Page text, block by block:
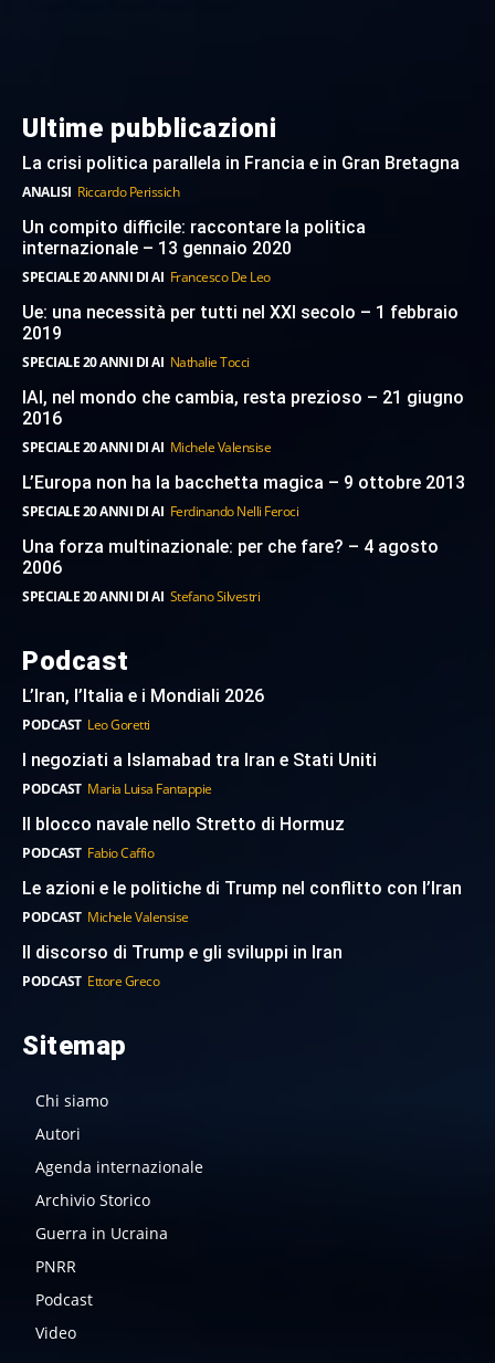
Ultime pubblicazioni
La crisi politica parallela in Francia e in Gran Bretagna
ANALISI Riccardo Perissich
Un compito difficile: raccontare la politica
internazionale – 13 gennaio 2020
SPECIALE 20 ANNI DI AI Francesco De Leo
Ue: una necessità per tutti nel XXI secolo – 1 febbraio
2019
SPECIALE 20 ANNI DI AI Nathalie Tocci
IAI, nel mondo che cambia, resta prezioso – 21 giugno
2016
SPECIALE 20 ANNI DI AI Michele Valensise
L’Europa non ha la bacchetta magica – 9 ottobre 2013
SPECIALE 20 ANNI DI AI Ferdinando Nelli Feroci
Una forza multinazionale: per che fare? – 4 agosto
2006
SPECIALE 20 ANNI DI AI Stefano Silvestri
Podcast
L’Iran, l’Italia e i Mondiali 2026
PODCAST Leo Goretti
I negoziati a Islamabad tra Iran e Stati Uniti
PODCAST Maria Luisa Fantappie
Il blocco navale nello Stretto di Hormuz
PODCAST Fabio Caffio
Le azioni e le politiche di Trump nel conflitto con l’Iran
PODCAST Michele Valensise
Il discorso di Trump e gli sviluppi in Iran
PODCAST Ettore Greco
Sitemap
Chi siamo
Autori
Agenda internazionale
Archivio Storico
Guerra in Ucraina
PNRR
Podcast
Video